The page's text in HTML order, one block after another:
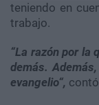
teniendo en
trabajo.
“La razón por la
demás.
evangelio“,